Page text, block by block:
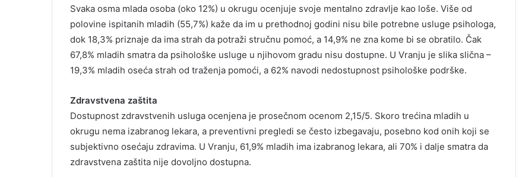
Svaka osma mlada osoba (oko 12%) u okrugu ocenjuje svoje mentalno zdravlje kao loše. Više od
polovine ispitanih mladih (55,7%) kaže da im u prethodnoj godini nisu bile potrebne usluge psihologa,
dok 18,3% priznaje da ima strah da potraži stručnu pomoć, a 14,9% ne zna kome bi se obratilo. Čak
67,8% mladih smatra da psihološke usluge u njihovom gradu nisu dostupne. U Vranju je slika slična –
19,3% mladih oseća strah od traženja pomoći, a 62% navodi nedostupnost psihološke podrške.
Zdravstvena zaštita
Dostupnost zdravstvenih usluga ocenjena je prosečnom ocenom 2,15/5. Skoro trećina mladih u
okrugu nema izabranog lekara, a preventivni pregledi se često izbegavaju, posebno kod onih koji se
subjektivno osećaju zdravima. U Vranju, 61,9% mladih ima izabranog lekara, ali 70% i dalje smatra da
zdravstvena zaštita nije dovoljno dostupna.